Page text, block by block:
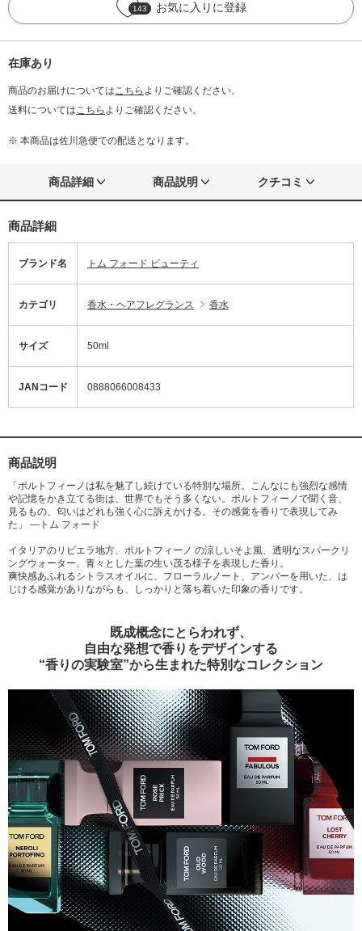
143 お気に入りに登録
在庫あり
商品のお届けについてはこちら よりご確認ください。
送料についてはこちら よりご確認ください。
※ 本商品は佐川急便での配送となります。
商品詳細 商品説明 クチコミ
商品詳細
ブランド名 トム フォード ビューティ
カテゴリ 香水・ヘアフレグランス 香水
サイズ 50ml
JANコード 0888066008433
商品説明
「ポルトフィーノは私を魅了し続けている特別な場所。こんなにも強烈な感情
や記憶をかき立てる街は、世界でもそう多くない。ポルトフィーノで聞く音、
見るもの、匂いはどれも強く心に訴えかける。その感覚を香りで表現してみ
た」 ―トム フォード
イタリアのリビエラ地方、ポルトフィーノ の涼しいそよ風、透明なスパークリ
ングウォーター、青々とした葉の生い茂る様子を表現した香り。
爽快感あふれるシトラスオイルに、フローラルノート、アンバーを用いた、は
じける感覚がありながらも、しっかりと落ち着いた印象の香りです。
既成概念にとらわれず、
自由な発想で香りをデザインする
“香りの実験室”から生まれた特別なコレクション